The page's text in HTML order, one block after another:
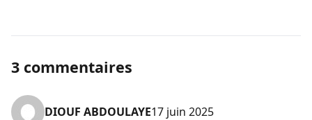
3 commentaires
DIOUF ABDOULAYE17 juin 2025